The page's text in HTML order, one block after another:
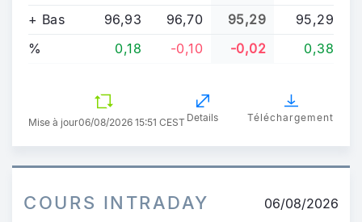
+ Bas
96,93 96,70 95,29
95,29
%
0,18 -0,10 -0,02 0,38
Mise à jour06/08/2026 15:51 CEST Details Téléchargement
COURS INTRADAY 06/08/2026